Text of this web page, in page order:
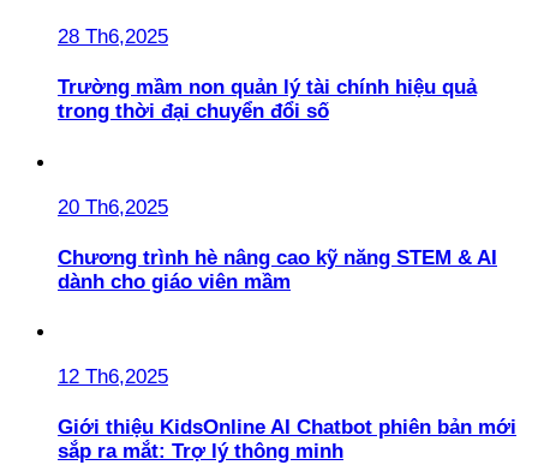
28 Th6,2025
Trường mầm non quản lý tài chính hiệu quả
trong thời đại chuyển đổi số
20 Th6,2025
Chương trình hè nâng cao kỹ năng STEM & AI
dành cho giáo viên mầm
12 Th6,2025
Giới thiệu KidsOnline AI Chatbot phiên bản mới
sắp ra mắt: Trợ lý thông minh